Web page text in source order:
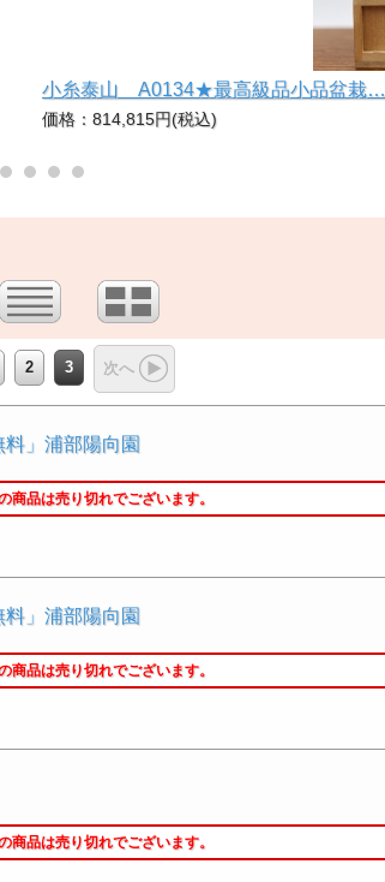
小糸泰山 A0134★最高級品小品盆栽…
価格：814,815円(税込)
2 3 次へ
」浦部陽向園
商品は売り切れでございます。
」浦部陽向園
商品は売り切れでございます。
商品は売り切れでございます。